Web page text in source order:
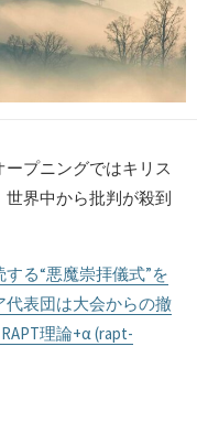
プニングではキリス
世界中から批判が殺到
る“悪魔崇拝儀式”を
表団は大会からの撤
理論+α (rapt-